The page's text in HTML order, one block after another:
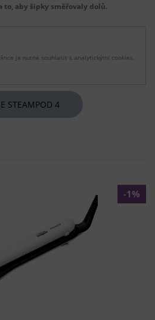
to, aby šipky směřovaly dolů.
je nutné souhlasit s analytickými cookies.
STEAMPOD 4
-1%